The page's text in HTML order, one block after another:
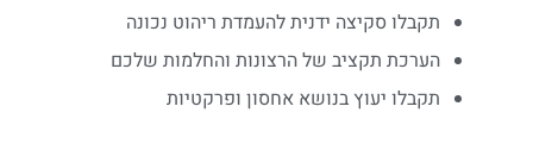
תקבלו סקיצה ידנית להעמדת ריהוט נכונה
הערכת תקציב של הרצונות והחלמות שלכם
תקבלו יעוץ בנושא אחסון ופרקטיות